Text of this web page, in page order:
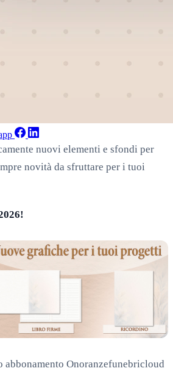
nuovi elementi e sfondi per
novità da sfruttare per i tuoi
Onoranzefunebricloud